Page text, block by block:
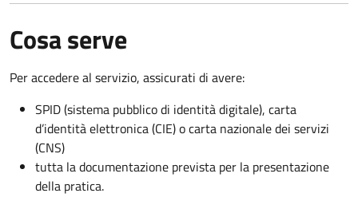
Cosa serve
Per accedere al servizio, assicurati di avere:
SPID (sistema pubblico di identità digitale), carta
d’identità elettronica (CIE) o carta nazionale dei servizi
(CNS)
tutta la documentazione prevista per la presentazione
della pratica.